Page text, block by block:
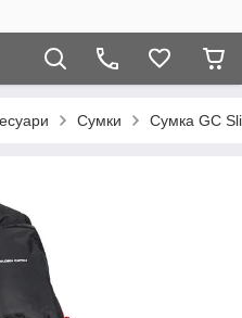
Сумки Сумка GC